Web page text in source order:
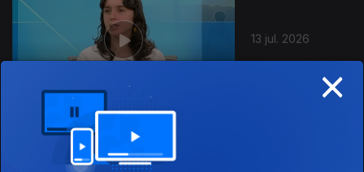
13 jul. 2026
×